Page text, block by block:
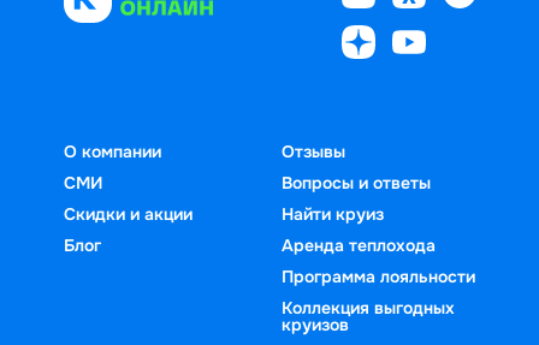
О компании
СМИ
Скидки и акции
Блог
Отзывы
Вопросы и ответы
Найти круиз
Аренда теплохода
Программа лояльности
Коллекция выгодных
круизов